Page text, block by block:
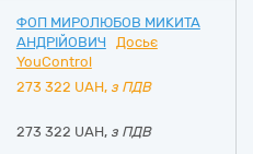
ФОП МИРОЛЮБОВ МИКИТА
АНДРІЙОВИЧ
Досьє
YouControl
273 322 UAH, з ПДВ
273 322 UAH, з ПДВ